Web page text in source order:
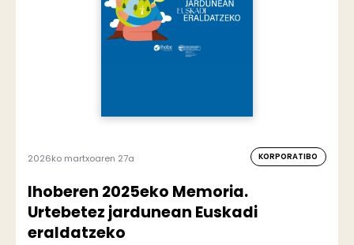
2026ko martxoaren 27a KORPORATIBO
Ihoberen 2025eko Memoria.
Urtebetez jardunean Euskadi
eraldatzeko